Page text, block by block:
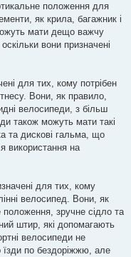
положення для
як крила, багажник і
мати дещо важчу
вони призначені
для тих, кому потрібен
Вони, як правило,
велосипеди, з більш
також можуть мати такі
та дискові гальма, що
використання на
для тих, кому
велосипед. Вони, як
зручне сідло та
штир, які допомагають
велосипеди не
їзди по бездоріжжю, але